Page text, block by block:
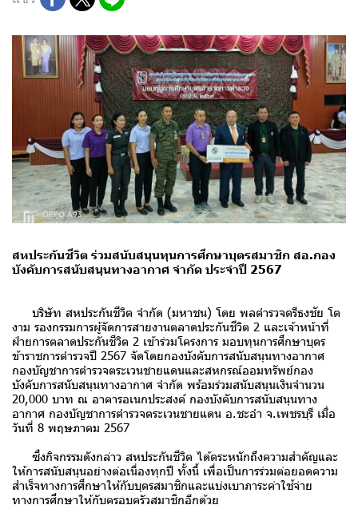
สหประกันชีวิต ร่วมสนับสนุนทุนการศึกษาบุตรสมาชิก สอ.กอง
บังคับการสนับสนุนทางอากาศ จำกัด ประจำปี 2567
บริษัท สหประกันชีวิต จำกัด (มหาชน) โดย พลตำรวจตรีธงชัย โต
งาม รองกรรมการผู้จัดการสายงานตลาดประกันชีวิต 2 และเจ้าหน้าที่
ฝ่ายการตลาดประกันชีวิต 2 เข้าร่วมโครงการ มอบทุนการศึกษาบุตร
ข้าราชการตำรวจปี 2567 จัดโดยกองบังคับการสนับสนุนทางอากาศ
กองบัญชาการตำรวจตระเวนชายแดนและสหกรณ์ออมทรัพย์กอง
บังคับการสนับสนุนทางอากาศ จำกัด พร้อมร่วมสนับสนุนเงินจำนวน
20,000 บาท ณ อาคารอเนกประสงค์ กองบังคับการสนับสนุนทาง
อากาศ กองบัญชาการตำรวจตระเวนชายแดน อ.ชะอำ จ.เพชรบุรี เมื่อ
วันที่ 8 พฤษภาคม 2567
ซึ่งกิจกรรมดังกล่าว สหประกันชีวิต ได้ตระหนักถึงความสำคัญและ
ให้การสนับสนุนอย่างต่อเนื่องทุกปี ทั้งนี้ เพื่อเป็นการร่วมต่อยอดความ
สำเร็จทางการศึกษาให้กับบุตรสมาชิกและแบ่งเบาภาระค่าใช้จ่าย
ทางการศึกษาให้กับครอบครัวสมาชิกอีกด้วย